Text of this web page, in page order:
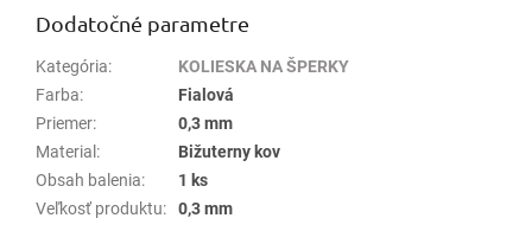
Dodatočné parametre
Kategória:
KOLIESKA NA ŠPERKY
Farba:
Fialová
Priemer:
0,3 mm
Material :
Bižuterny kov
Obsah balenia:
1 ks
Veľkosť produktu: 0,3 mm